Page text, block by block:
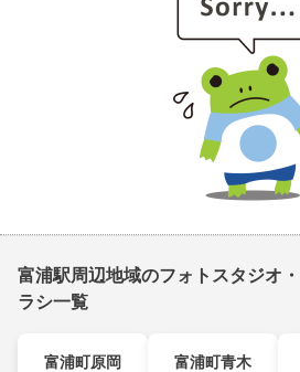
富浦駅周辺地域のフォトスタジオ
ラシ一覧
富浦町原岡 富浦町青木